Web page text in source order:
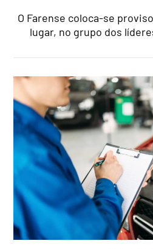
O Farense coloca-se
lugar, no grupo dos